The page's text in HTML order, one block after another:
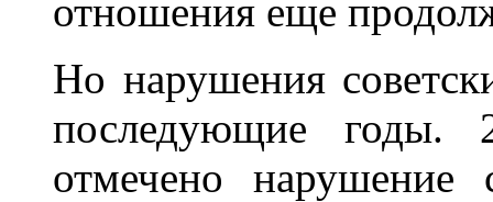
отношения еще
Но нарушения
последующие годы.
отмечено нарушение